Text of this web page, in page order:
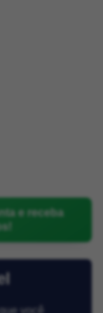
e receba
você